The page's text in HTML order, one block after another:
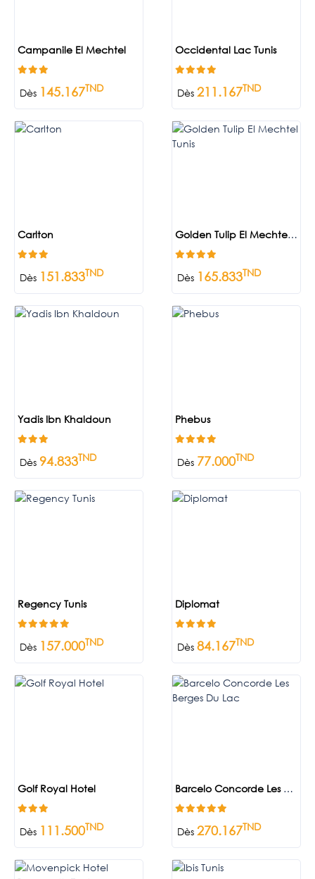
Campanile El Mechtel
Dès 145.167TND
Occidental Lac Tunis
Dès211.167TND
Carlton
Dès 151.833TND
Golden Tulip El Mechtel Tunis
Dès 165.833TND
Yadis Ibn Khaldoun
Dès 94.833TND
Phebus
Dès 77.000TND
Regency Tunis
Dès 157.000TND
Diplomat
Dès84.167TND
Golf Royal Hotel
Dès 111.500TND
Barcelo Concorde Les Berges Du Lac
Dès270.167TND